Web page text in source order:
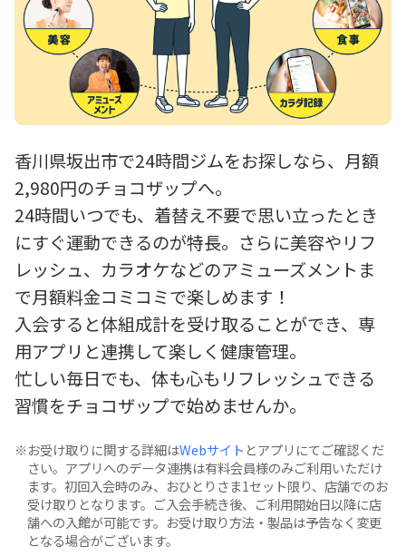
香川県坂出市で24時間ジムをお探しなら、月額
2,980円のチョコザップへ。
24時間いつでも、着替え不要で思い立ったとき
にすぐ運動できるのが特長。さらに美容やリフ
レッシュ、カラオケなどのアミューズメントま
で月額料金コミコミで楽しめます！
入会すると体組成計を受け取ることができ、専
用アプリと連携して楽しく健康管理。
忙しい毎日でも、体も心もリフレッシュできる
習慣をチョコザップで始めませんか。
お受け取りに関する詳細はWebサイト とアプリにてご確認くだ
さい。アプリへのデータ連携は有料会員様のみご利用いただけ
ます。初回入会時のみ、おひとりさま1セット限り、店舗でのお
受け取りとなります。ご入会手続き後、ご利用開始日以降に店
舗への入館が可能です。お受け取り方法・製品は予告なく変更
となる場合がございます。